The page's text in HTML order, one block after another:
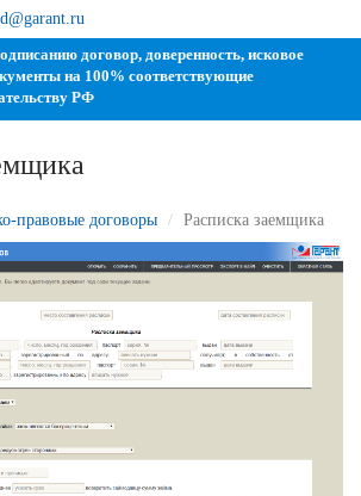
договор, доверенность, исковое
на 100% соответствующие
РФ
правовые договоры Расписка заемщика